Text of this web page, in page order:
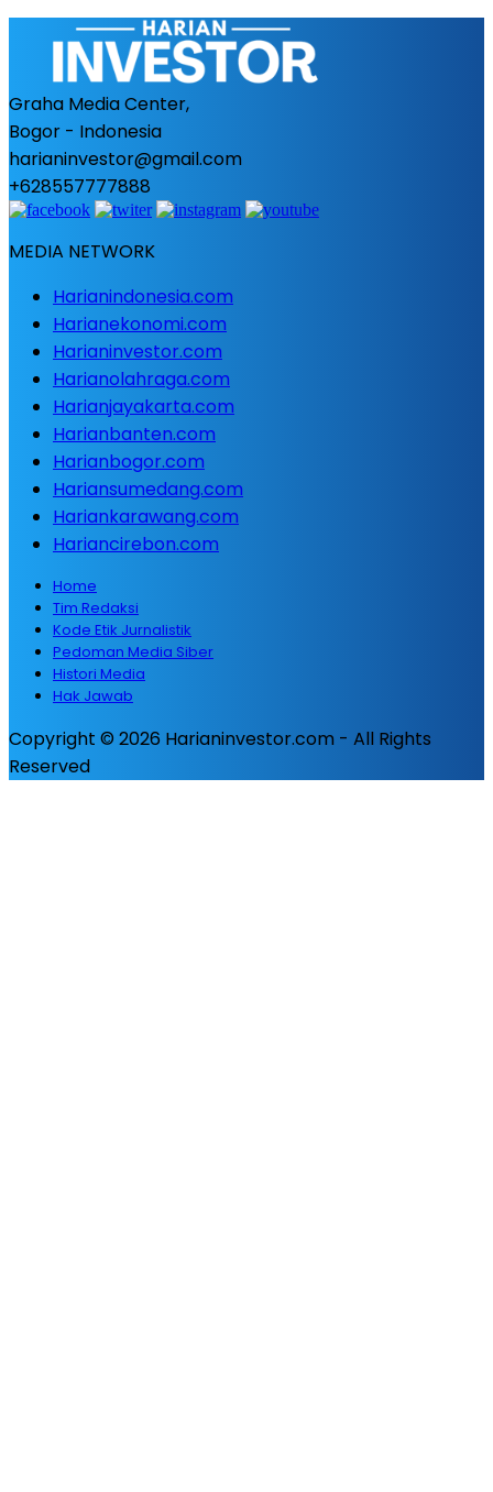
Graha Media Center,
Bogor - Indonesia
harianinvestor@gmail.com
+628557777888
MEDIA NETWORK
Harianindonesia.com
Harianekonomi.com
Harianinvestor.com
Harianolahraga.com
Harianjayakarta.com
Harianbanten.com
Harianbogor.com
Hariansumedang.com
Hariankarawang.com
Hariancirebon.com
Home
Tim Redaksi
Kode Etik Jurnalistik
Pedoman Media Siber
Histori Media
Hak Jawab
Copyright © 2026 Harianinvestor.com - All Rights
Reserved